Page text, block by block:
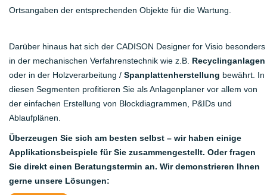
Ortsangaben der entsprechenden Objekte für die Wartung.
Darüber hinaus hat sich der CADISON Designer for Visio besonders
in der mechanischen Verfahrenstechnik wie z.B. Recyclinganlagen
oder in der Holzverarbeitung / Spanplattenherstellung bewährt. In
diesen Segmenten profitieren Sie als Anlagenplaner vor allem von
der einfachen Erstellung von Blockdiagrammen, P&IDs und
Ablaufplänen.
Überzeugen Sie sich am besten selbst – wir haben einige
Applikationsbeispiele für Sie zusammengestellt. Oder fragen
Sie direkt einen Beratungstermin an. Wir demonstrieren Ihnen
gerne unsere Lösungen: